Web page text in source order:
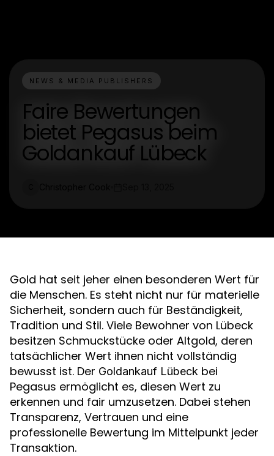
NEWS & MEDIA PUBLISHERS
Faire Bewertungen
bietet Pegasus beim
Goldankauf Lübeck
Gold hat seit jeher einen besonderen Wert für
die Menschen. Es steht nicht nur für materielle
Sicherheit, sondern auch für Beständigkeit,
Tradition und Stil. Viele Bewohner von Lübeck
besitzen Schmuckstücke oder Altgold, deren
tatsächlicher Wert ihnen nicht vollständig
bewusst ist. Der Goldankauf Lübeck bei
Pegasus ermöglicht es, diesen Wert zu
erkennen und fair umzusetzen. Dabei stehen
Transparenz, Vertrauen und eine
professionelle Bewertung im Mittelpunkt jeder
Transaktion.